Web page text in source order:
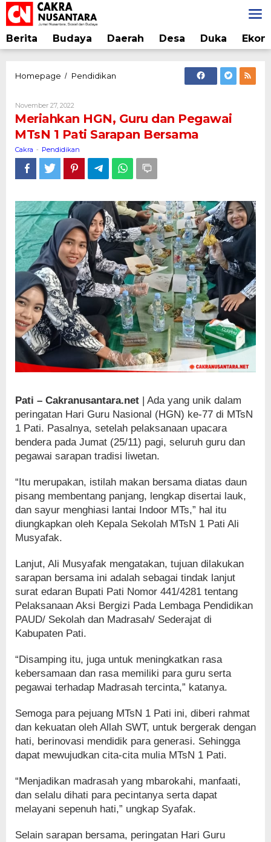
Lewati
ke
konten
Berita Budaya Daerah Desa Duka
Homepage / Pendidikan
Pegawai
MTsN
Pati
Sarapan
November 27, 2022
Cakra
Meriahkan HGN, Guru dan Pegawai
MTsN 1 Pati Sarapan Bersama
Cakra - Pendidikan
Pati – Cakranusantara.net | Ada yang unik dalam
peringatan Hari Guru Nasional (HGN) ke-77 di MTsN
1 Pati. Pasalnya, setelah pelaksanaan upacara
bendera pada Jumat (25/11) pagi, seluruh guru dan
pegawai sarapan tradisi liwetan.
“Itu merupakan, istilah makan bersama diatas daun
pisang membentang panjang, lengkap disertai lauk,
dan sayur menghiasi lantai Indoor MTs,” hal itu
diungkapkan oleh Kepala Sekolah MTsN 1 Pati Ali
Musyafak.
Lanjut, Ali Musyafak mengatakan, tujuan dilakukan
sarapan bersama ini adalah sebagai tindak lanjut
surat edaran Bupati Pati Nomor 441/4281 tentang
Pelaksanaan Aksi Bergizi Pada Lembaga Pendidikan
PAUD/ Sekolah dan Madrasah/ Sederajat di
Kabupaten Pati.
“Disamping itu, juga untuk meningkatkan rasa
kebersamaan dan rasa memiliki para guru serta
pegawai terhadap Madrasah tercinta,” katanya.
Semoga para pejuang MTsN 1 Pati ini, diberi rahmat
dan kekuatan oleh Allah SWT, untuk bergerak dengan
hati, berinovasi mendidik para generasi. Sehingga
dapat mewujudkan cita-cita mulia MTsN 1 Pati.
“Menjadikan madrasah yang mbarokahi, manfaati,
dan selalu dihati para pecintanya serta dapat
melayani sepenuh hati,” ungkap Syafak.
Selain sarapan bersama, peringatan Hari Guru